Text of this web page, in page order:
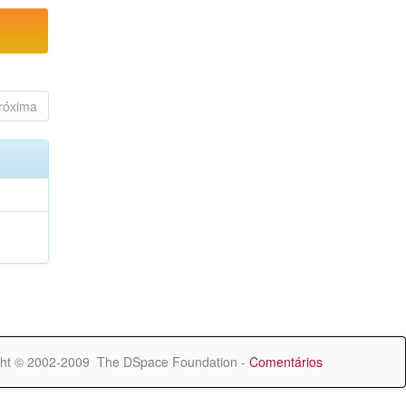
© 2002-2009 The DSpace Foundation - Comentários